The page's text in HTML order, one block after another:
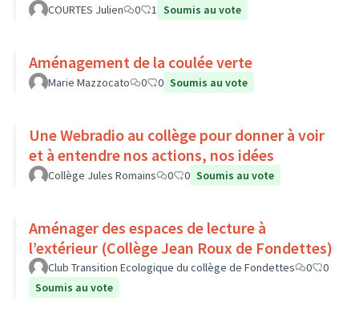
COURTES Julien 0 1 Soumis au vote
Aménagement de la coulée verte
Marie Mazzocato 0 0 Soumis au vote
Une Webradio au collège pour donner à voir
et à entendre nos actions, nos idées
Collège Jules Romains 0 0 Soumis au vote
Aménager des espaces de lecture à
l’extérieur (Collège Jean Roux de Fondettes)
Club Transition Ecologique du collège de Fondettes 0
0
Soumis au vote